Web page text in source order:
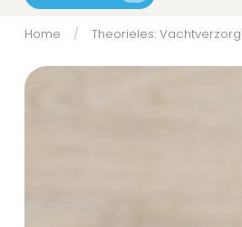
Home / Theorieles: